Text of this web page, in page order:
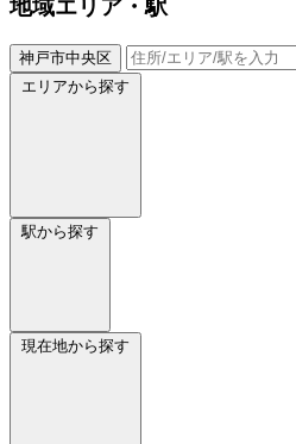
地域エリア・駅
神戸市中央区
エリアから探す
駅から探す
現在地から探す